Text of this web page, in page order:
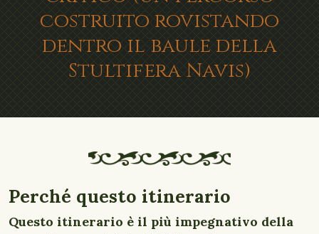
costruito rovistando
dentro il baule della
Stultifera Navis)
Perché questo itinerario
Questo itinerario è il più impegnativo della